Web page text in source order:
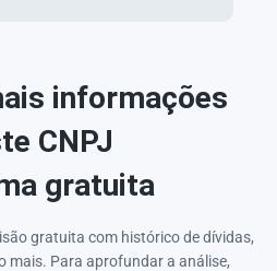
informações
CNPJ
gratuita
gratuita com histórico de dívidas,
mais. Para aprofundar a análise,